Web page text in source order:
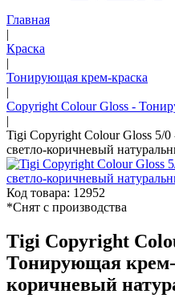
Главная
|
Краска
|
Тонирующая крем-краска
|
Copyright Colour Gloss -
|
Tigi Copyright Colour Gloss 5/
светло-коричневый
Код товара: 12952
*Снят с производства
Tigi Copyright
Тонирующая крем-
коричневый